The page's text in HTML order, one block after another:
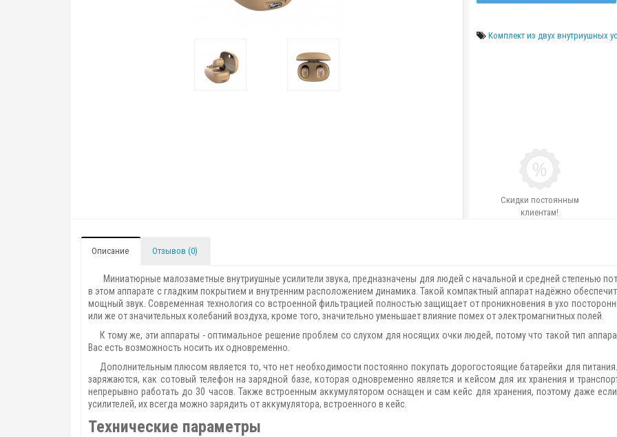
Комплект из двух внутриушных
Скидки постоянным
клиентам!
Описание Отзывов (0)
Миниатюрные малозаметные внутриушные усилители звука, предназначены для людей с начальной и средней степенью
в этом аппарате с гладким покрытием и внутренним расположением динамика. Такой компактный аппарат надёжно
мощный звук. Современная технология со встроенной фильтрацией полностью защищает от проникновения в ухо
или же от значительных колебаний воздуха, кроме того, значительно уменьшает влияние помех от электромагнитных полей.
К тому же, эти аппараты - оптимальное решение проблем со слухом для носящих очки людей, потому что такой тип
Вас есть возможность носить их одновременно.
Дополнительным плюсом является то, что нет необходимости постоянно покупать дорогостоящие батарейки для
заряжаются, как сотовый телефон на зарядной базе, которая одновременно является и кейсом для их хранения и
непрерывно работать до 30 часов. Также встроенным аккумулятором оснащен и сам кейс для хранения, поэтому даже
усилителей, их всегда можно зарядить от аккумулятора, встроенного в кейс.
Технические параметры